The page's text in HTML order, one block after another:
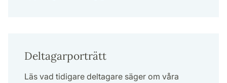
Deltagarporträtt
Läs vad tidigare deltagare säger om våra